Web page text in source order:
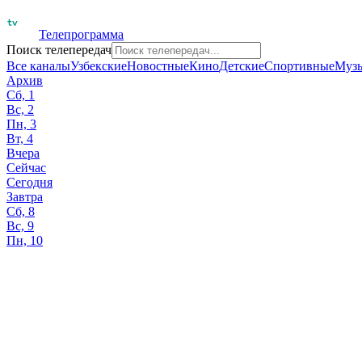
Телепрограмма
Поиск телепередач
Все каналыУзбекскиеНовостныеКиноДетскиеСпортивные
Архив
Сб, 1
Вс, 2
Пн, 3
Вт, 4
Вчера
Сейчас
Сегодня
Завтра
Сб, 8
Вс, 9
Пн, 10